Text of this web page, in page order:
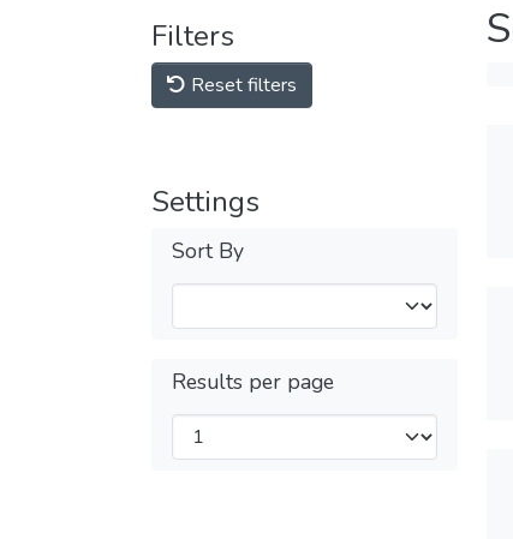
Filters
Reset filters
Settings
Sort By
Results per page